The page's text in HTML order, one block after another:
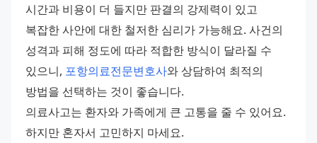
시간과 비용이 더 들지만 판결의 강제력이 있고
복잡한 사안에 대한 철저한 심리가 가능해요. 사건의
성격과 피해 정도에 따라 적합한 방식이 달라질 수
있으니, 포항의료전문변호사와 상담하여 최적의
방법을 선택하는 것이 좋습니다.
의료사고는 환자와 가족에게 큰 고통을 줄 수 있어요.
하지만 혼자서 고민하지 마세요.